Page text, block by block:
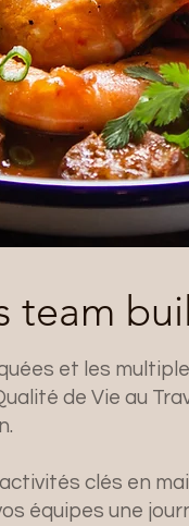
team
et les
de Vie au
clés en
équipes une